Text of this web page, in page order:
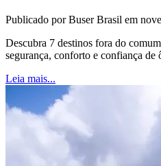
Publicado por Buser Brasil em
Descubra 7 destinos fora do
segurança, conforto e confiança
Leia mais...